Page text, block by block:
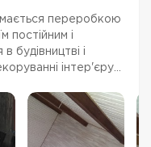
переробкою
постійним і
будівництві і
інтер'єру
в себе повн...